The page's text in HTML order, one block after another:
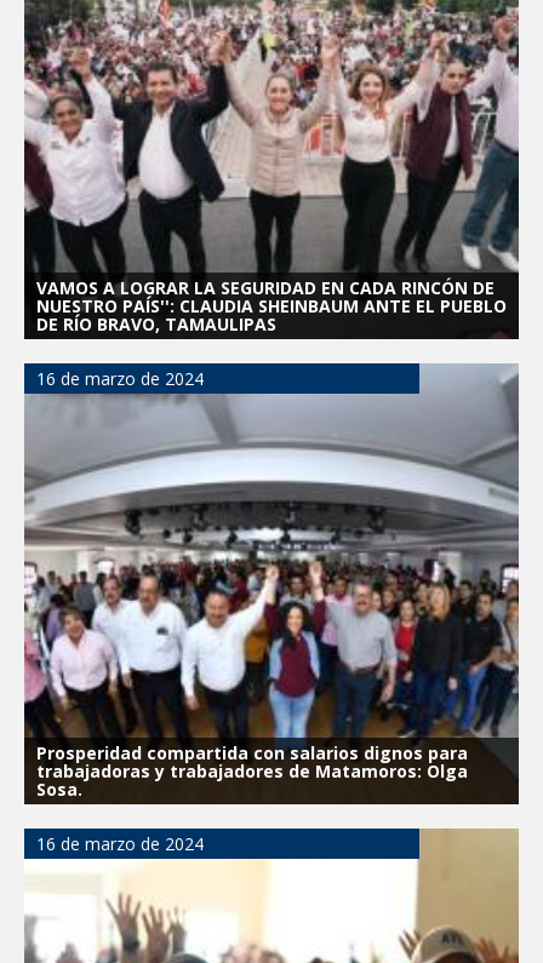
VAMOS A LOGRAR LA SEGURIDAD EN CADA RINCÓN DE
NUESTRO PAÍS'': CLAUDIA SHEINBAUM ANTE EL PUEBLO
DE RÍO BRAVO, TAMAULIPAS
16 de marzo de 2024
Prosperidad compartida con salarios dignos para
trabajadoras y trabajadores de Matamoros: Olga
Sosa.
16 de marzo de 2024